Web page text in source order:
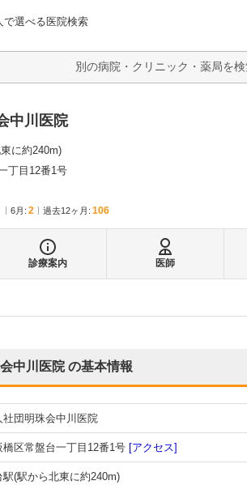
で選べる医院検索
なび
中川医院
に約240m)
丁目12番1号
6月 : 2 過去12ヶ月: 106
診療案内 医師
中川医院の基本情報
社団明珠会中川医院
橋区常盤台一丁目12番1号 [アクセス]
駅(駅から北東に約240m)